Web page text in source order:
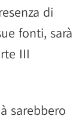
di
fonti, sarà
III
sarebbero